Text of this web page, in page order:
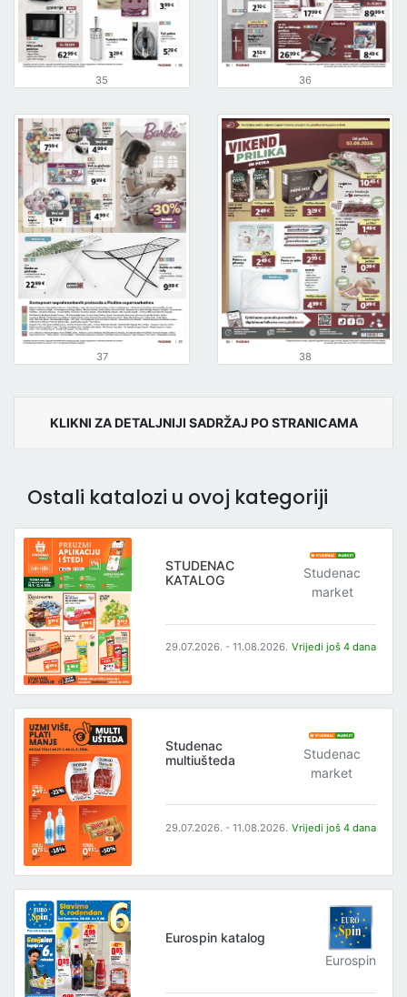
35 36
37 38
KLIKNI ZA DETALJNIJI SADRŽAJ PO STRANICAMA
Ostali katalozi u ovoj kategoriji
STUDENAC
KATALOG
Studenac
market
29.07.2026. - 11.08.2026. Vrijedi još 4 dana
Studenac
multiušteda
Studenac
market
29.07.2026. - 11.08.2026. Vrijedi još 4 dana
Eurospin katalog
Eurospin